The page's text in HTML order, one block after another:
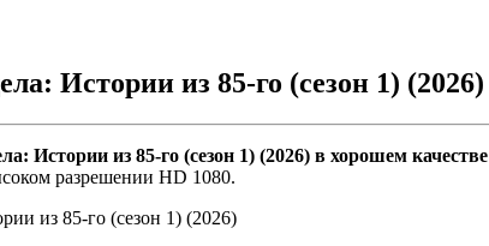
Истории из 85-го (сезон 1) (2026)
Истории из 85-го (сезон 1) (2026) в хорошем качестве
разрешении HD 1080.